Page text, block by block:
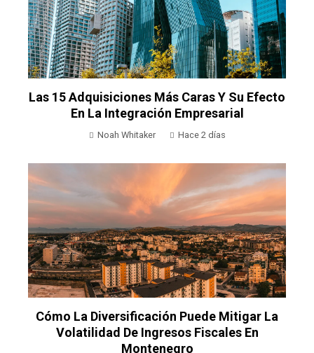
Las 15 Adquisiciones Más Caras Y Su Efecto
En La Integración Empresarial
Noah Whitaker Hace 2 días
Cómo La Diversificación Puede Mitigar La
Volatilidad De Ingresos Fiscales En
Montenegro